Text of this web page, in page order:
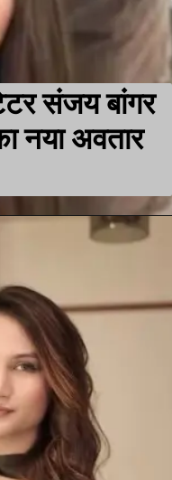
संजय बांगर
नया अवतार